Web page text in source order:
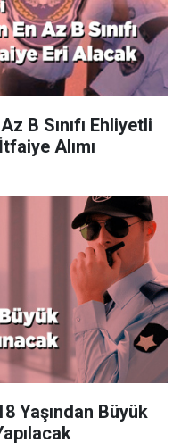
B Sınıfı Ehliyetli
Alımı
Yaşından Büyük